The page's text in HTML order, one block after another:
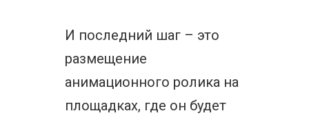
И последний шаг – это
размещение
анимационного ролика на
площадках, где он будет